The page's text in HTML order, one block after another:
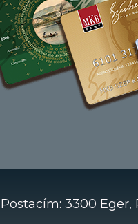
Postacím: 3300 Eger,